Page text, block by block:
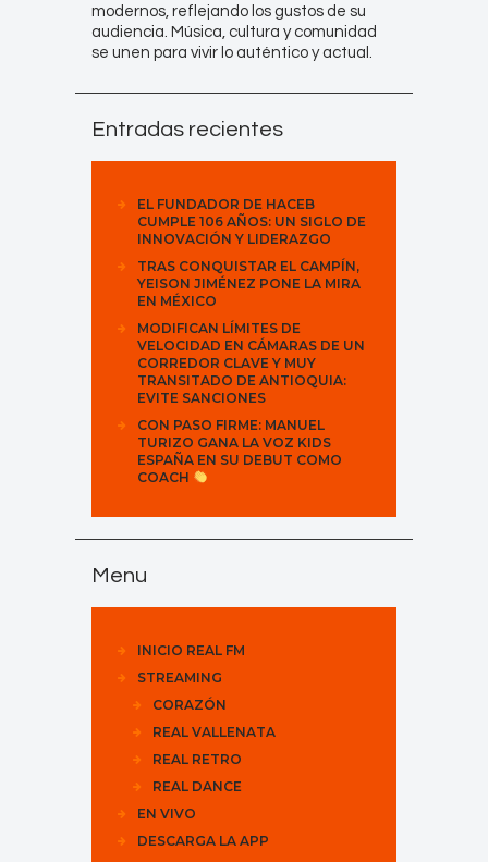
modernos, reflejando los gustos de su
audiencia. Música, cultura y comunidad
se unen para vivir lo auténtico y actual.
Entradas recientes
EL FUNDADOR DE HACEB
CUMPLE 106 AÑOS: UN SIGLO DE
INNOVACIÓN Y LIDERAZGO
TRAS CONQUISTAR EL CAMPÍN,
YEISON JIMÉNEZ PONE LA MIRA
EN MÉXICO
MODIFICAN LÍMITES DE
VELOCIDAD EN CÁMARAS DE UN
CORREDOR CLAVE Y MUY
TRANSITADO DE ANTIOQUIA:
EVITE SANCIONES
CON PASO FIRME: MANUEL
TURIZO GANA LA VOZ KIDS
ESPAÑA EN SU DEBUT COMO
COACH
Menu
INICIO REAL FM
STREAMING
CORAZÓN
REAL VALLENATA
REAL RETRO
REAL DANCE
EN VIVO
DESCARGA LA APP